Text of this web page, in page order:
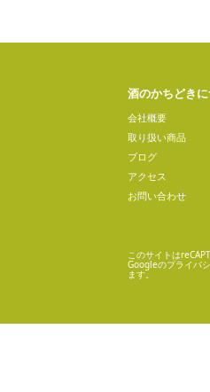
酒のかちどき
会社概要
取り扱い商品
ブログ
アクセス
お問い合わせ
このサイトは
Googleのプライバ
ます。